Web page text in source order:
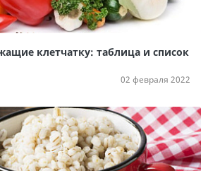
клетчатку: таблица и список
02 февраля 2022